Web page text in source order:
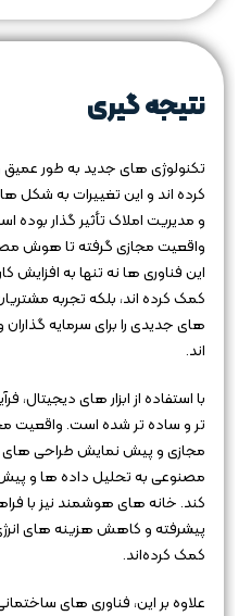
نتیجه گیری
تکنولوژی‌ های جدید به طور عمیق و
کرده‌ اند و این تغییرات به شکل‌
و مدیریت املاک تأثیر گذار بوده
واقعیت مجازی گرفته تا هوش
این فناوری‌ ها نه تنها به افزایش
کمک کرده‌ اند، بلکه تجربه
های جدیدی را برای سرمایه‌
اند.
با استفاده از ابزار های
تر و ساده‌ تر شده است. واقعیت
مجازی و پیش‌ نمایش طراحی‌
مصنوعی به تحلیل داده‌ ها و
کند. خانه‌ های هوشمند نیز با
پیشرفته و کاهش هزینه‌ های
کمک کرده‌اند.
علاوه بر این، فناوری‌ های